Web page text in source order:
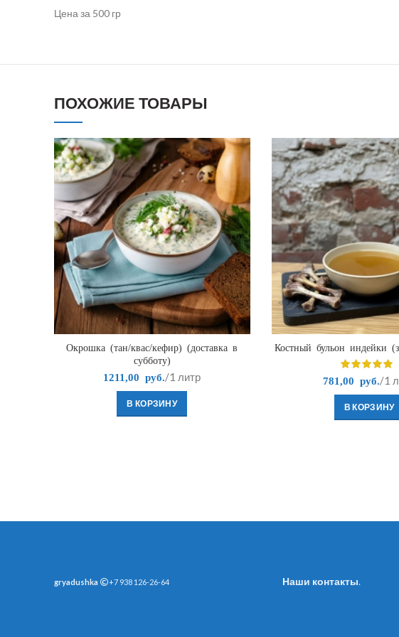
Цена за 500 гр
ПОХОЖИЕ ТОВАРЫ
Окрошка (тан/квас/кефир) (доставка в
субботу)
1211,00 руб. /1 литр
В КОРЗИНУ
Костный бульон индейки
781,00 руб. /1
В КОРЗИНУ
gryadushka +7 938 126-26-64 Наши контакты.